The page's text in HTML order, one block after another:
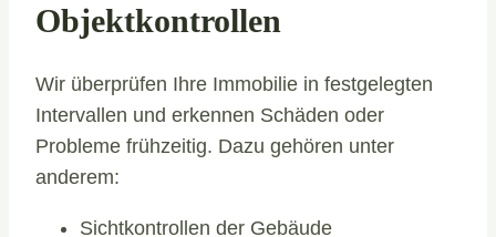
Objektkontrollen
Wir überprüfen Ihre Immobilie in festgelegten
Intervallen und erkennen Schäden oder
Probleme frühzeitig. Dazu gehören unter
anderem:
Sichtkontrollen der Gebäude